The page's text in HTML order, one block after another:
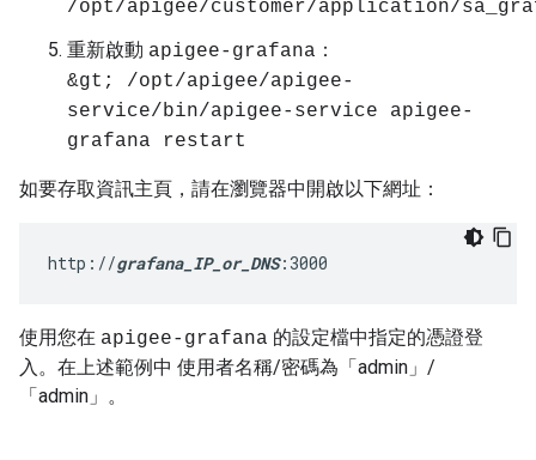
/opt/apigee/customer/application/
重新啟動 apigee-grafana ：
&gt; /opt/apigee/apigee-
service/bin/apigee-service apigee-
grafana restart
如要存取資訊主頁，請在瀏覽器中開啟以下網址：
http://grafana_IP_or_DNS:3000
使用您在 apigee-grafana 的設定檔中指定的憑證登
入。在上述範例中 使用者名稱/密碼為「admin」/
「admin」。